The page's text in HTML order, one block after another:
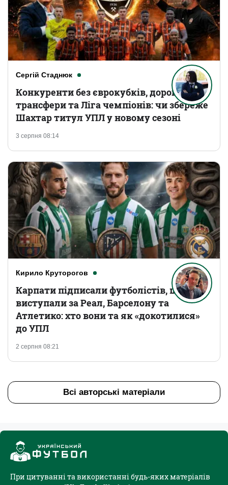
Сергій Стаднюк
3 серпня 08:14
Конкуренти без єврокубків, дорогі
трансфери та Ліга чемпіонів: чи збереже
Шахтар титул УПЛ у новому сезоні
Кирило Круторогов
2 серпня 08:21
Карпати підписали футболістів, що
виступали за Реал, Барселону та
Атлетико: хто вони та як «докотилися»
до УПЛ
Всі авторські матеріали
При цитуванні та використанні будь-яких матеріалів